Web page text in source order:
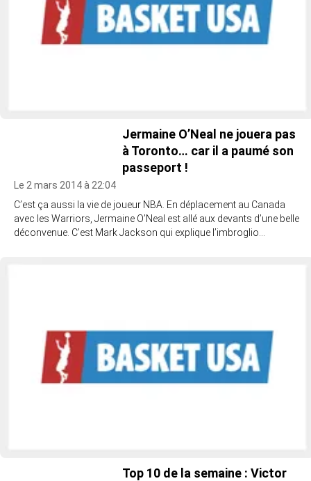
Jermaine O’Neal ne jouera pas
à Toronto… car il a paumé son
passeport !
Le 2 mars 2014 à 22:04
C’est ça aussi la vie de joueur NBA. En déplacement au Canada
avec les Warriors, Jermaine O’Neal est allé aux devants d’une belle
déconvenue. C’est Mark Jackson qui explique l’imbroglio…
Top 10 de la semaine : Victor